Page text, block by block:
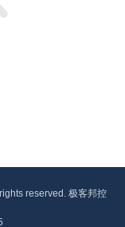
reserved. 极客邦控